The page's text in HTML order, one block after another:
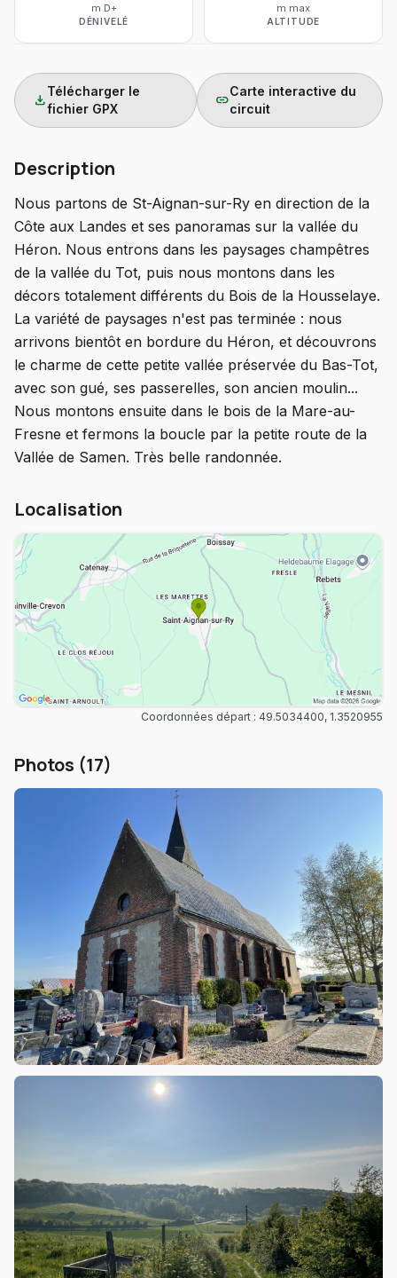
m D+
DÉNIVELÉ
m max
ALTITUDE
download
Télécharger le
fichier GPX
link
Carte interactive du
circuit
Description
Nous partons de St-Aignan-sur-Ry en direction de la
Côte aux Landes et ses panoramas sur la vallée du
Héron. Nous entrons dans les paysages champêtres
de la vallée du Tot, puis nous montons dans les
décors totalement différents du Bois de la Housselaye.
La variété de paysages n'est pas terminée : nous
arrivons bientôt en bordure du Héron, et découvrons
le charme de cette petite vallée préservée du Bas-Tot,
avec son gué, ses passerelles, son ancien moulin...
Nous montons ensuite dans le bois de la Mare-au-
Fresne et fermons la boucle par la petite route de la
Vallée de Samen. Très belle randonnée.
Localisation
Coordonnées départ : 49.5034400, 1.3520955
Photos (17)